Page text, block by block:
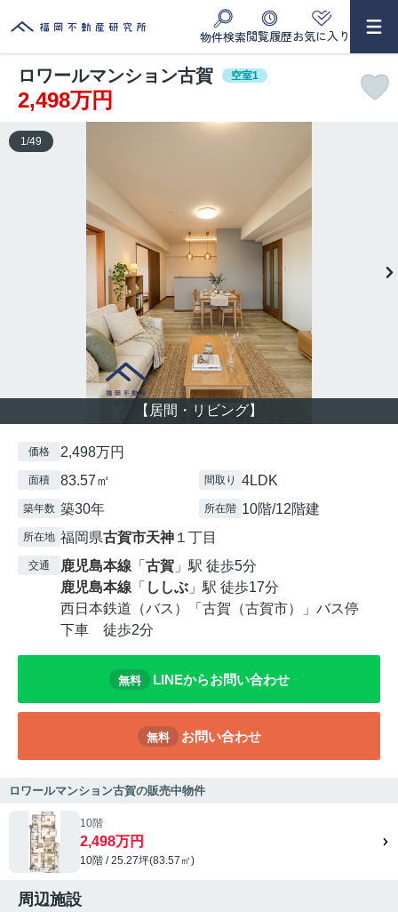
物件検索閲覧履歴お気に入り
ロワールマンション古賀 空室1
2,498万円
【居間・リビング】
1 /49
価格 2,498万円
面積 83.57㎡ 間取り 4LDK
築年数 築30年 所在階 10階/12階建
所在地 福岡県古賀市天神 １丁目
交通 鹿児島本線 「 古賀 」駅 徒歩5分
鹿児島本線 「 ししぶ 」駅 徒歩17分
西日本鉄道（バス）「古賀（古賀市）」バス停
下車 徒歩2分
無料 LINEからお問い合わせ
無料 お問い合わせ
ロワールマンション古賀の販売中物件
10階
2,498万円
10階 / 25.27坪(83.57㎡)
周辺施設